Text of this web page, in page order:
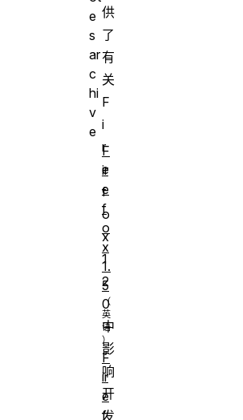
供
了
有
关
F
i
r
e
f
o
x
1
2
0
中
影
响
开
发
e
s
ar
c
hi
v
e
F
ir
e
f
o
x
1.
5
F
ir
e
f